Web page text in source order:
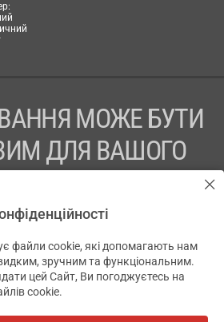
МОЖЕ БУТИ
ДЛЯ ВАШОГО
ПРЕПАРАТУ ПРОКОНСУЛЬТУЙТЕСЬ
Код ЄДРПОУ 43631965.
від відповідальності
файли cookie, які допомагають нам
зручним та функціональним.
цей Сайт, Ви погоджуєтесь на
cookie.
✕